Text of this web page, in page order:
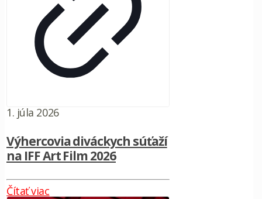
1. júla 2026
Výhercovia diváckych súťaží
na IFF Art Film 2026
Čítať viac